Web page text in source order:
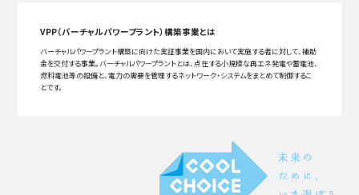
VPP（バーチャルパワープラント）構築事業とは
バーチャルパワープラント構築に向けた実証事業を国内において実施する者に対して、補助
金を交付する事業。バーチャルパワープラントとは、点在する小規模な再エネ発電や蓄電池、
燃料電池等の設備と、電力の需要を管理するネットワーク・システムをまとめて制御するこ
とです。